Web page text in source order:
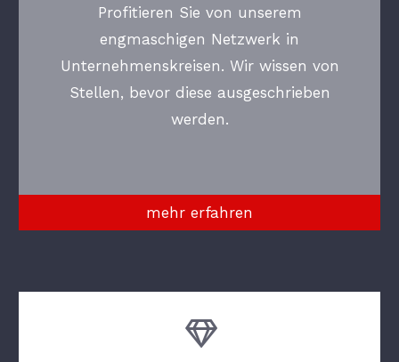
Profitieren Sie von unserem
engmaschigen Netzwerk in
Unternehmenskreisen. Wir wissen von
Stellen, bevor diese ausgeschrieben
werden.
mehr erfahren